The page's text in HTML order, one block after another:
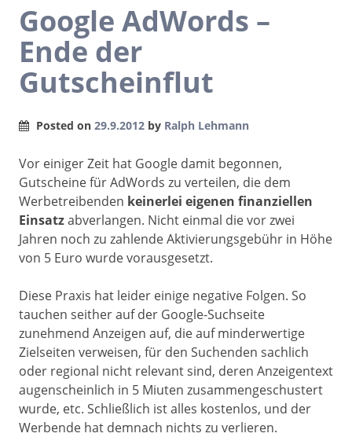
Google AdWords –
Ende der
Gutscheinflut
Posted on 29.9.2012 by Ralph Lehmann
Vor einiger Zeit hat Google damit begonnen,
Gutscheine für AdWords zu verteilen, die dem
Werbetreibenden keinerlei eigenen finanziellen
Einsatzabverlangen. Nicht einmal die vor zwei
Jahren noch zu zahlende Aktivierungsgebühr in Höhe
von 5 Euro wurde vorausgesetzt.
Diese Praxis hat leider einige negative Folgen. So
tauchen seither auf der Google-Suchseite
zunehmend Anzeigen auf, die auf minderwertige
Zielseiten verweisen, für den Suchenden sachlich
oder regional nicht relevant sind, deren Anzeigentext
augenscheinlich in 5 Miuten zusammengeschustert
wurde, etc. Schließlich ist alles kostenlos, und der
Werbende hat demnach nichts zu verlieren.